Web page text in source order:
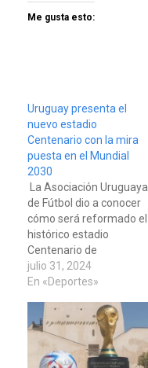
Me gusta esto:
Uruguay presenta el
nuevo estadio
Centenario con la mira
puesta en el Mundial
2030
La Asociación Uruguaya
de Fútbol dio a conocer
cómo será reformado el
histórico estadio
Centenario de
Montevideo de cara al
Mundial 2030, en el que
albergará el encuentro
inaugural. El pasado
lunes, las federaciones
miembro de la
julio 31, 2024
En «Deportes»